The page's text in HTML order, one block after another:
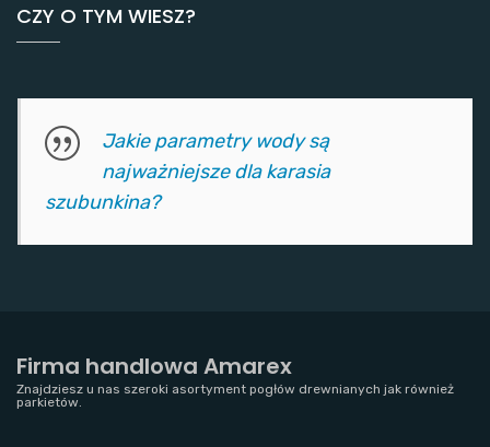
CZY O TYM WIESZ?
Jakie parametry wody są
najważniejsze dla karasia
szubunkina?
Firma handlowa Amarex
Znajdziesz u nas szeroki asortyment pogłów drewnianych jak również
parkietów.